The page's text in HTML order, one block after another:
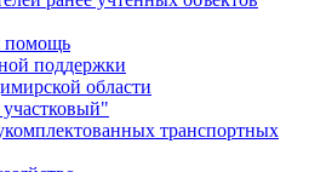
помощь
поддержки
области
транспортных